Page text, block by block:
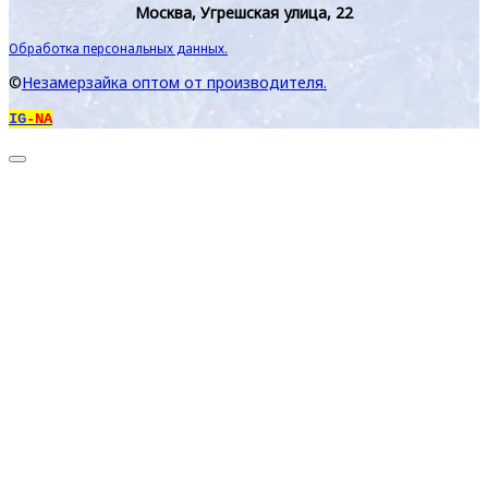
Москва, Угрешская улица, 22
Обработка персональных данных.
©Незамерзайка оптом от производителя.
IG-NA